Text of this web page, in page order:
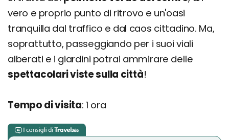
vero e proprio punto di ritrovo e un'oasi
tranquilla dal traffico e dal caos cittadino. Ma,
soprattutto, passeggiando per i suoi viali
alberati e i giardini potrai ammirare delle
spettacolari viste sulla città!
Tempo di visita: 1 ora